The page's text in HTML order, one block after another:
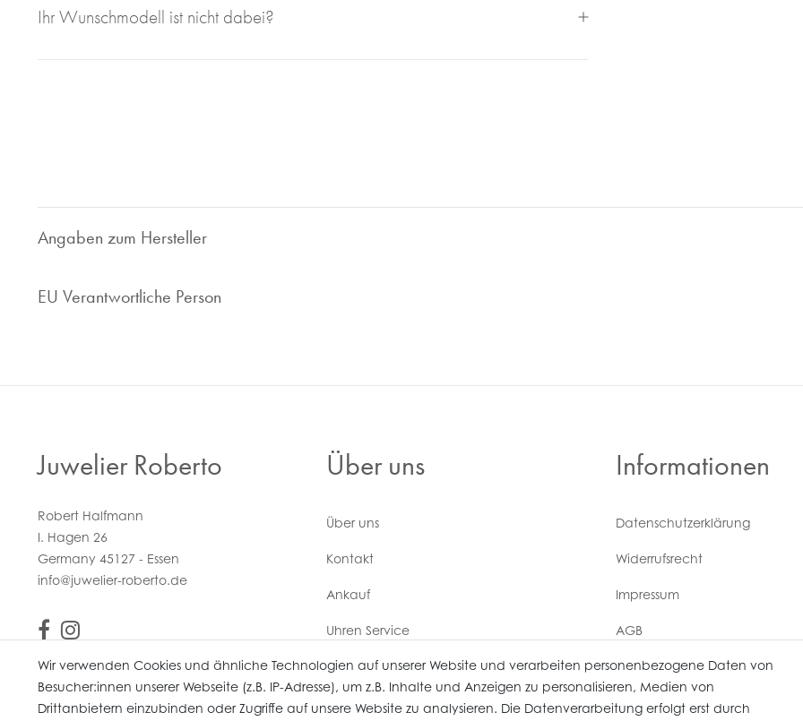
Mit großem Engagement, Sachverstand und viel eigener Freude an schönen Uhren
sorgen wir für einen einwandfreien Uhrenservice bei Juwelier Roberto.
Ihr Wunschmodell ist nicht dabei?
Angaben zum Hersteller
EU Verantwortliche Person
Juwelier Roberto
Robert Halfmann
I. Hagen 26
Germany 45127 - Essen
info@juwelier-roberto.de
Über uns
Über uns
Kontakt
Ankauf
Uhren Service
Vertrag widerrufen
Informationen
Daten­schutz­erklärung
Widerrufs­recht
Impressum
AGB
Versandkosten
Wir verwenden Cookies und ähnliche Technologien auf unserer Website und verarbeiten personenbezogene Daten von
Besucher:innen unserer Webseite (z.B. IP-Adresse), um z.B. Inhalte und Anzeigen zu personalisieren, Medien von
Drittanbietern einzubinden oder Zugriffe auf unsere Website zu analysieren. Die Datenverarbeitung erfolgt erst durch